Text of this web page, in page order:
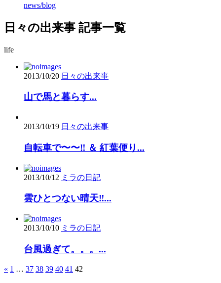
news/blog
日々の出来事 記事一覧
life
2013/10/20 日々の出来事
山で馬と暮らす...
2013/10/19 日々の出来事
自転車で〜〜‼ ＆ 紅葉便り...
2013/10/12 ミラの日記
雲ひとつない晴天‼...
2013/10/10 ミラの日記
台風過ぎて。。。...
« 1 … 37 38 39 40 41 42